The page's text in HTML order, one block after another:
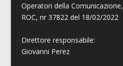
Operatori della Comunicazione,
ROC, nr 37822 del 18/02/2022
Direttore responsabile:
Giovanni Perez